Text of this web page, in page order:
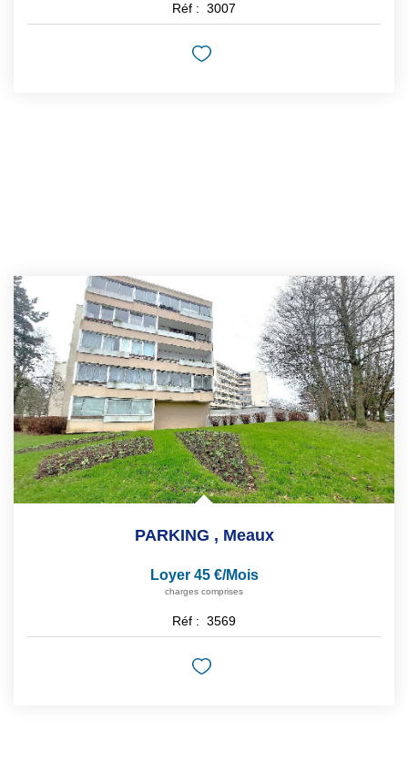
Réf : 3007
PARKING , Meaux
Loyer 45 €/mois
charges comprises
Réf : 3569